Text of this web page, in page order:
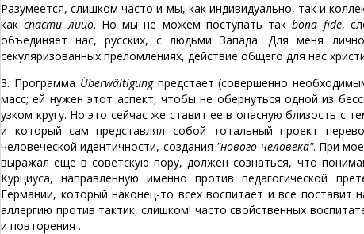
Разумеется, слишком часто и мы, как индивидуально, так и
какспасти лицо. Но мы не можем поступать такbona fide,
объединяет нас, русских, с людьми Запада. Для меня
секуляризованных преломлениях, действие общего для нас
3. Программа Überwältigungпредстает (совершенно
масс; ей нужен этот аспект, чтобы не обернуться одной из
узком кругу. Но это сейчас же ставит ее в опасную близость
и который сам представлял собой тотальный проект
человеческой идентичности, создания "нового человека". При
выражал еще в советскую пору, должен сознаться, что
Курциуса, направленную именно против педагогической
Германии, который наконец-то всех воспитает и все
аллергию против тактик, слишком! часто свойственных
и повторения .